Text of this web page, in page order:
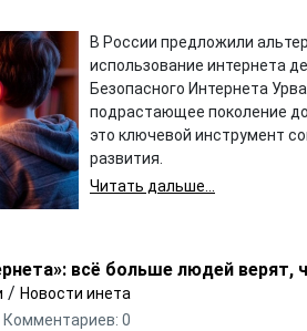
В России предложили
использование интернета
Безопасного Интернета
подрастающее поколение
это ключевой инструмент
развития.
Читать дальше...
всё больше людей верят,
/ Новости инета
Комментариев: 0